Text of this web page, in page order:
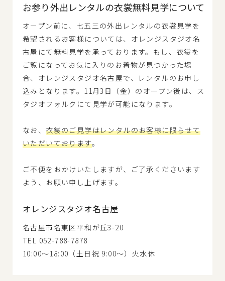
お参り外出レンタルの衣裳無料見学について
オープン前に、七五三の外出レンタルの衣裳見学を
希望されるお客様については、オレンジスタジオ名
古屋にて無料見学を承っております。もし、衣裳を
ご覧になってお気に入りのお着物が見つかった場
合、オレンジスタジオ名古屋で、レンタルのお申し
込みとなります。11月3日（金）のオープン後は、ス
タジオフォルクにて見学が可能になります。
なお、衣裳のご見学はレンタルのお客様に限らせて
いただいております。
ご不便をおかけいたしますが、ご了承くださいます
よう、お願い申し上げます。
オレンジスタジオ名古屋
名古屋市名東区平和が丘3-20
TEL 052-788-7878
10:00～18:00（土日祝 9:00～）火水休